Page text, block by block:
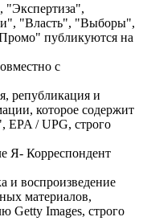
"Власть", "Выборы",
публикуются на
с
републикация и
которое содержит
EPA / UPG, строго
Я- Корреспондент
и воспроизведение
материалов,
Getty Images, строго